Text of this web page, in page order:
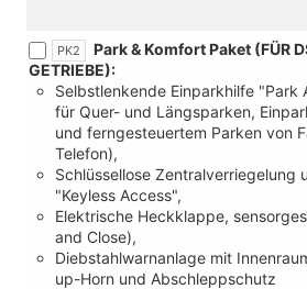
PK2
Park & Komfort Paket (FÜR
GETRIEBE):
Selbstlenkende Einparkhilfe "Park
für Quer- und Längsparken,
und ferngesteuertem Parken von
Telefon),
Schlüssellose Zentralverriegelung
"Keyless Access",
Elektrische Heckklappe,
and Close),
Diebstahlwarnanlage mit
up-Horn und Abschleppschutz